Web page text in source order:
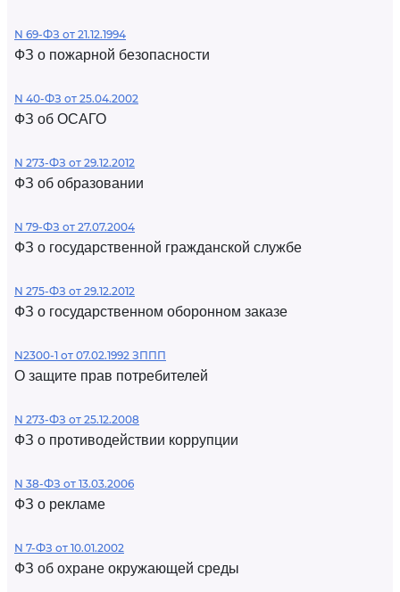
N 69-ФЗ от 21.12.1994
ФЗ о пожарной безопасности
N 40-ФЗ от 25.04.2002
ФЗ об ОСАГО
N 273-ФЗ от 29.12.2012
ФЗ об образовании
N 79-ФЗ от 27.07.2004
ФЗ о государственной гражданской службе
N 275-ФЗ от 29.12.2012
ФЗ о государственном оборонном заказе
N2300-1 от 07.02.1992 ЗППП
О защите прав потребителей
N 273-ФЗ от 25.12.2008
ФЗ о противодействии коррупции
N 38-ФЗ от 13.03.2006
ФЗ о рекламе
N 7-ФЗ от 10.01.2002
ФЗ об охране окружающей среды